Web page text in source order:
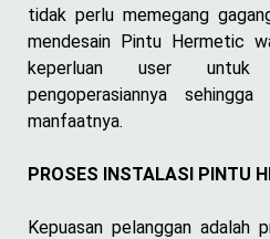
tidak perlu memegang
mendesain Pintu Hermetic
keperluan user untuk
pengoperasiannya
manfaatnya.
PROSES INSTALASI PINTU
Kepuasan pelanggan adalah